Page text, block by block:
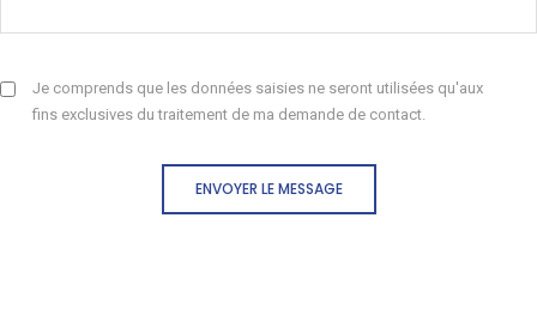
Je comprends que les données saisies ne seront utilisées qu'aux
fins exclusives du traitement de ma demande de contact.
ENVOYER LE MESSAGE